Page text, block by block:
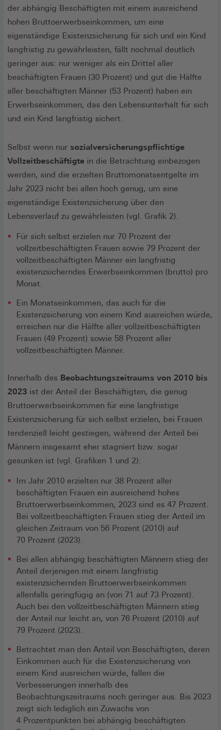
der abhängig Beschäftigten mit einem ausreichend
hohen Bruttoerwerbseinkommen, um eine
eigenständige Existenzsicherung für sich und ein Kind
langfristig zu gewährleisten, fällt nochmal deutlich
geringer aus: nur weniger als ein Drittel aller
beschäftigten Frauen (30 Prozent) und gut die Hälfte
aller beschäftigten Männer (53 Prozent) haben ein
Erwerbseinkommen, das den Lebensunterhalt für sich
und ein Kind langfristig sichert.
Selbst wenn nur sozialversicherungspflichtige
Vollzeitbeschäftigte in die Betrachtung einbezogen
werden, sind die erzielten Bruttomonatsentgelte im
Jahr 2023 nicht bei allen hoch genug, um eine
eigenständige Existenzsicherung über den
Lebensverlauf zu gewährleisten (vgl. Grafik 2).
Für sich selbst erzielen nur 70 Prozent der
vollzeitbeschäftigten Frauen sowie 79 Prozent der
vollzeitbeschäftigten Männer ein langfristig
existenzsicherndes Erwerbseinkommen (brutto) pro
Monat.
Ein Monatseinkommen, das auch für die
Existenzsicherung von einem Kind ausreichen würde,
erreichen nur die Hälfte aller vollzeitbeschäftigten
Frauen (49 Prozent) sowie 58 Prozent aller
vollzeitbeschäftigten Männer.
Innerhalb des Beobachtungszeitraums von 2010 bis
2023 ist der Anteil der Beschäftigten, die genug
Bruttoerwerbseinkommen für eine langfristige
Existenzsicherung für sich selbst erzielen, bei Frauen
tendenziell leicht gestiegen, während der Anteil bei
Männern insgesamt eher stagniert bzw. sogar
gesunken ist (vgl. Grafiken 1 und 2):
Im Jahr 2010 erzielten nur 38 Prozent aller
beschäftigten Frauen ein ausreichend hohes
Bruttoerwerbseinkommen, 2023 sind es 47 Prozent.
Bei vollzeitbeschäftigten Frauen stieg der Anteil im
gleichen Zeitraum von 56 Prozent (2010) auf
70 Prozent (2023).
Bei allen abhängig beschäftigten Männern stieg der
Anteil derjenigen mit einem langfristig
existenzsichernden Bruttoerwerbseinkommen
allenfalls geringfügig an (von 71 auf 73 Prozent).
Auch bei den vollzeitbeschäftigten Männern stieg
der Anteil nur leicht an, von 76 Prozent (2010) auf
79 Prozent (2023).
Betrachtet man den Anteil von Beschäftigten, deren
Einkommen auch für die Existenzsicherung von
einem Kind ausreichen würde, fallen die
Verbesserungen innerhalb des
Beobachtungszeitraums noch geringer aus. Bis 2023
zeigt sich lediglich ein Zuwachs von
4 Prozentpunkten bei abhängig beschäftigten